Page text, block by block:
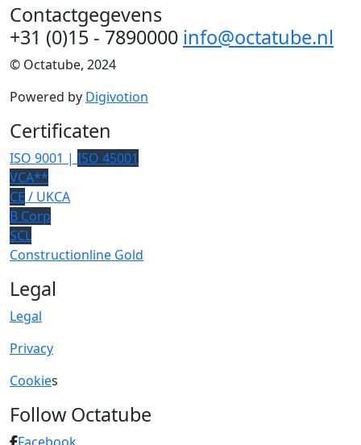
Contactgegevens
+31 (0)15 - 7890000 info@octatube.nl
© Octatube, 2024
Powered by Digivotion
Certificaten
ISO 9001 | ISO 45001
VCA**
CE / UKCA
B Corp
SCL
Constructionline Gold
Legal
Legal
Privacy
Cookies
Follow Octatube